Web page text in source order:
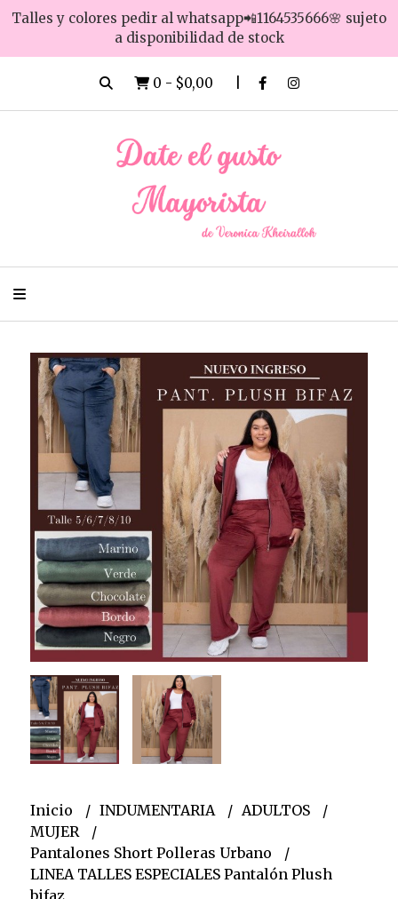
Talles y colores pedir al whatsapp📲1164535666🌸 sujeto
a disponibilidad de stock
0 - $0,00
Inicio INDUMENTARIA
ADULTOS
MUJER
Pantalones Short Polleras Urbano
LINEA TALLES ESPECIALES Pantalón Plush
bifaz